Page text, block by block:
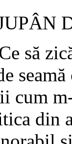
să
cum
din